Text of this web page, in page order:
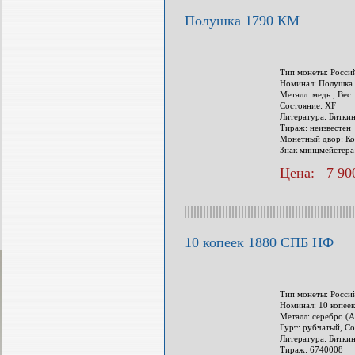
Полушка 1790 КМ
Тип монеты:
Номинал: Полушка
Металл: медь ,
Состояние: XF
Литература:
Тираж: неизвестен
Монетный двор:
Знак
Цена: 7
10 копеек 1880 СПБ НФ
Тип монеты:
Номинал: 10 копеек
Металл: серебро
Гурт: рубчатый,
Литература:
Тираж: 6740008